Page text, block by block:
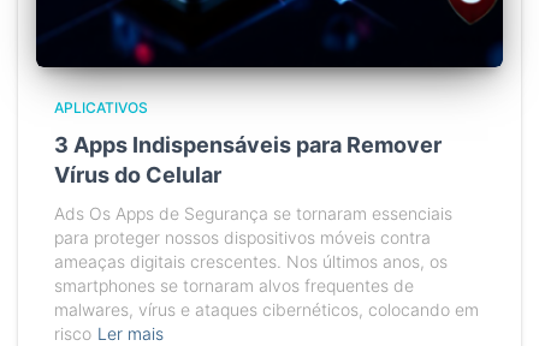
APLICATIVOS
3 Apps Indispensáveis para Remover
Vírus do Celular
Ads Os Apps de Segurança se tornaram essenciais
para proteger nossos dispositivos móveis contra
ameaças digitais crescentes. Nos últimos anos, os
smartphones se tornaram alvos frequentes de
malwares, vírus e ataques cibernéticos, colocando em
risco Ler mais